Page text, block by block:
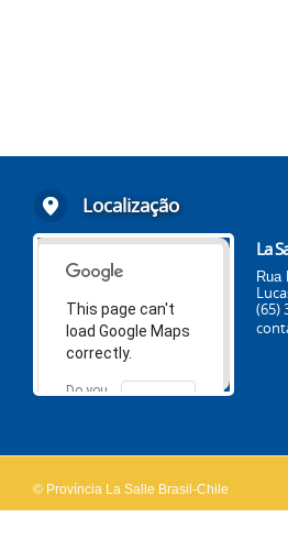
Localização
This page can't
load Google Maps
correctly.
Do you
OK
La
Rua
(65)
© Província La Salle Brasil-Chile